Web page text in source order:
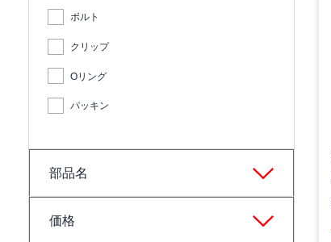
ボルト
クリップ
Oリング
パッキン
部品名
価格